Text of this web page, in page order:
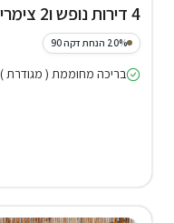
4 דירות נופש ו2 צימרים בחזון
20% הנחת דקה 90
בריכה מחוממת ( מגודרת )